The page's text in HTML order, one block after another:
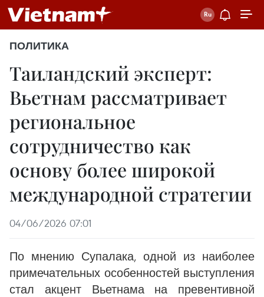
ПОЛИТИКА
Таиландский эксперт:
Вьетнам рассматривает
региональное
сотрудничество как
основу более широкой
международной стратегии
04/06/2026 07:01
По мнению Супалака, одной из наиболее
примечательных особенностей выступления
стал акцент Вьетнама на превентивной